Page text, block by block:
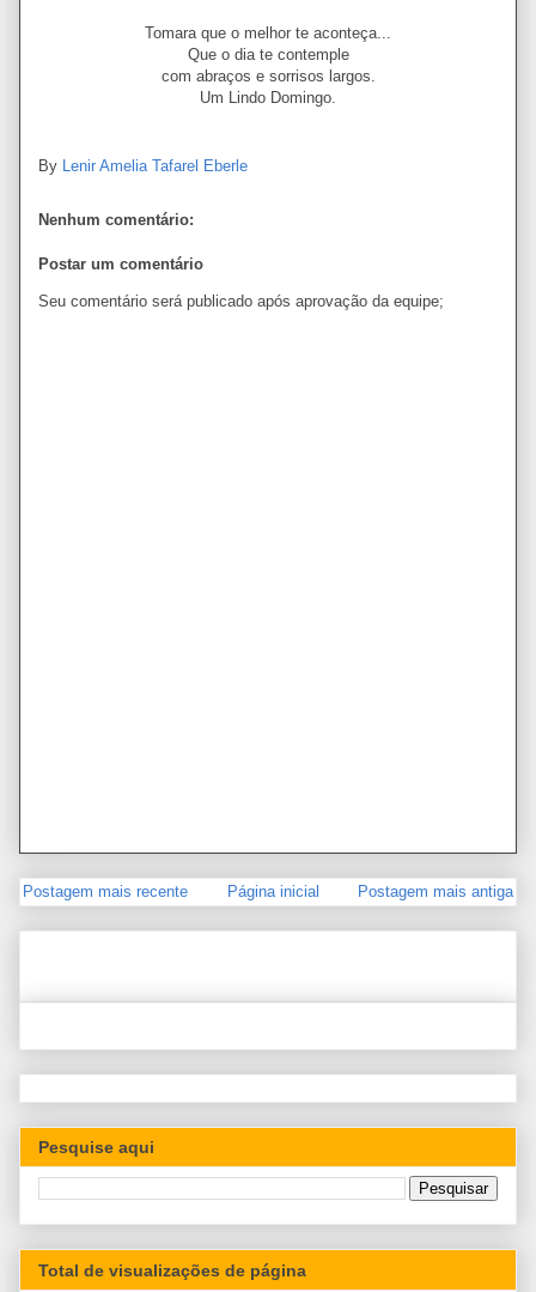
Tomara que o melhor te aconteça...
Que o dia te contemple
com abraços e sorrisos largos.
Um Lindo Domingo.
By Lenir Amelia Tafarel Eberle
Nenhum comentário:
Postar um comentário
Seu comentário será publicado após aprovação da equipe;
Postagem mais recente Postagem mais antiga
Página inicial
Pesquise aqui
Total de visualizações de página